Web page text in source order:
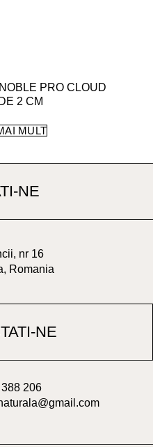
PRO CLOUD
2 CM
MULT
NE
nr 16
Romania
NE
206